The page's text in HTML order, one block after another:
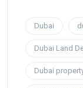
Dubai
Dubai Land
Dubai